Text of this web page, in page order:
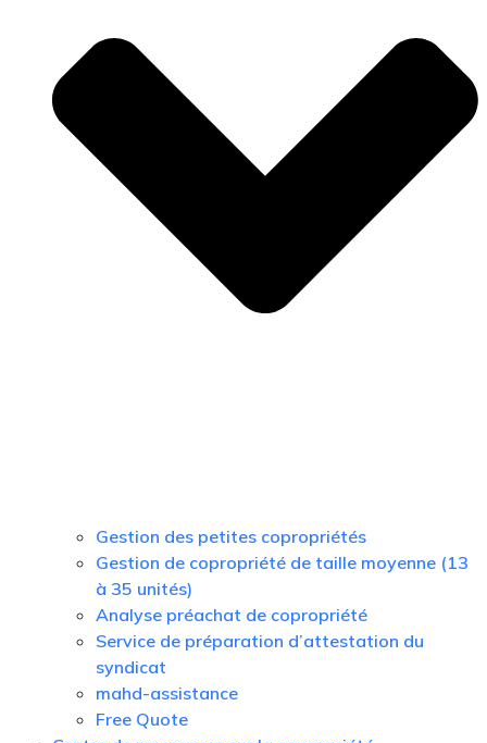
Gestion des petites copropriétés
Gestion de copropriété de taille moyenne (13
à 35 unités)
Analyse préachat de copropriété
Service de préparation d’attestation du
syndicat
mahd-assistance
Free Quote